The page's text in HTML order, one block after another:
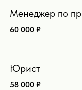
Менеджер по
60 000 ₽
Юрист
58 000 ₽
профессии в